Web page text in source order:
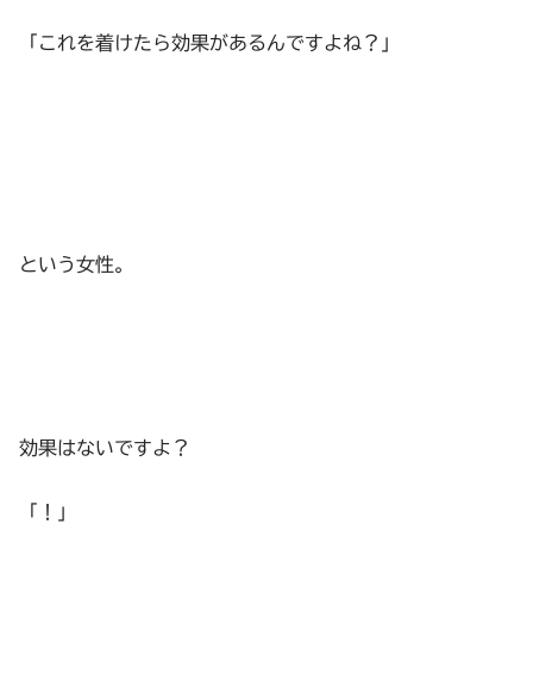
「これを着けたら効果があるんですよね？」
という女性。
効果はないですよ？
「！」